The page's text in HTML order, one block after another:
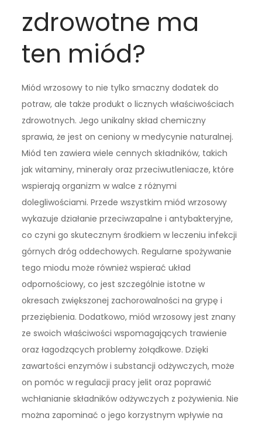
zdrowotne ma
ten miód?
Miód wrzosowy to nie tylko smaczny dodatek do
potraw, ale także produkt o licznych właściwościach
zdrowotnych. Jego unikalny skład chemiczny
sprawia, że jest on ceniony w medycynie naturalnej.
Miód ten zawiera wiele cennych składników, takich
jak witaminy, minerały oraz przeciwutleniacze, które
wspierają organizm w walce z różnymi
dolegliwościami. Przede wszystkim miód wrzosowy
wykazuje działanie przeciwzapalne i antybakteryjne,
co czyni go skutecznym środkiem w leczeniu infekcji
górnych dróg oddechowych. Regularne spożywanie
tego miodu może również wspierać układ
odpornościowy, co jest szczególnie istotne w
okresach zwiększonej zachorowalności na grypę i
przeziębienia. Dodatkowo, miód wrzosowy jest znany
ze swoich właściwości wspomagających trawienie
oraz łagodzących problemy żołądkowe. Dzięki
zawartości enzymów i substancji odżywczych, może
on pomóc w regulacji pracy jelit oraz poprawić
wchłanianie składników odżywczych z pożywienia. Nie
można zapominać o jego korzystnym wpływie na